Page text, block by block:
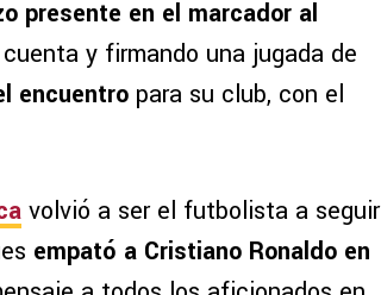
presente en el marcador al
y firmando una jugada de
encuentro para su club, con el
volvió a ser el futbolista a seguir
empató a Cristiano Ronaldo en